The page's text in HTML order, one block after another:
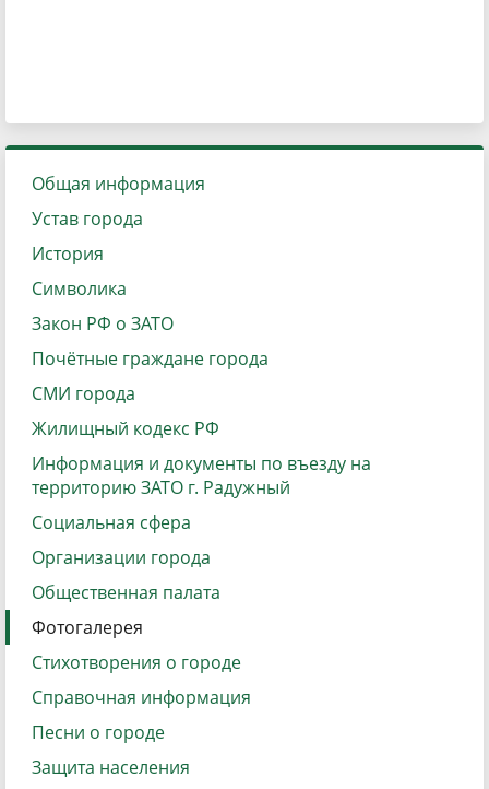
Общая информация
Устав города
История
Символика
Закон РФ о ЗАТО
Почётные граждане города
СМИ города
Жилищный кодекс РФ
Информация и документы по въезду на
территорию ЗАТО г. Радужный
Социальная сфера
Организации города
Общественная палата
Фотогалерея
Стихотворения о городе
Справочная информация
Песни о городе
Защита населения